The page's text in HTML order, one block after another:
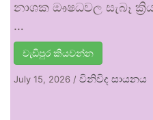
නාශක ඖෂධවල සැබෑ
…
වැඩිපුර කියවන්න
July 15, 2026 / විනිවිද සායනය